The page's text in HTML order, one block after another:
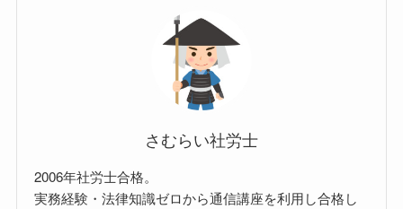
さむらい社労士
2006年社労士合格。
実務経験・法律知識ゼロから通信講座を利用し合格し